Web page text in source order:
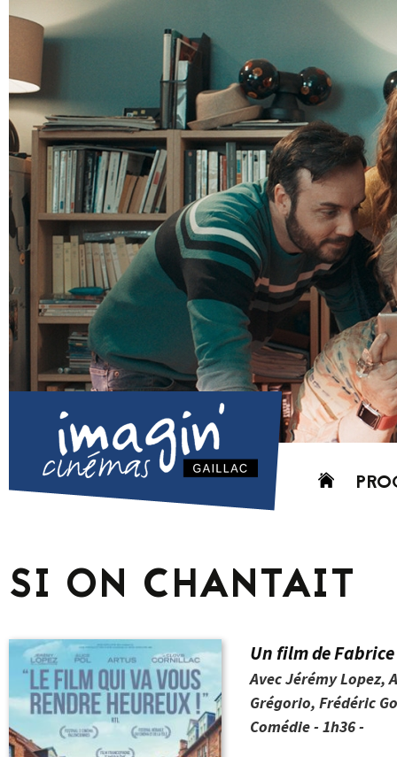
Aller
SI ON CHANTAIT
Un film de
Avec Jérémy Lopez,
Grégorio, Frédéric
Comédie - 1h36 -